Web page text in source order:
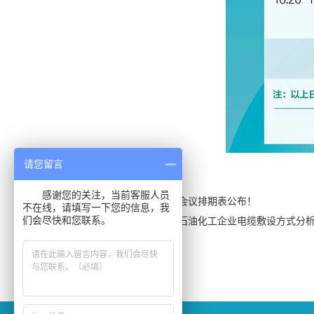
上一篇：2024上海石化展同期会议排期表公布！
下一篇：大会亮点丨董宇翔：石油化工企业电缆敷设方式分
请您留言
感谢您的关注，当前客服人员
不在线，请填写一下您的信息，我
们会尽快和您联系。